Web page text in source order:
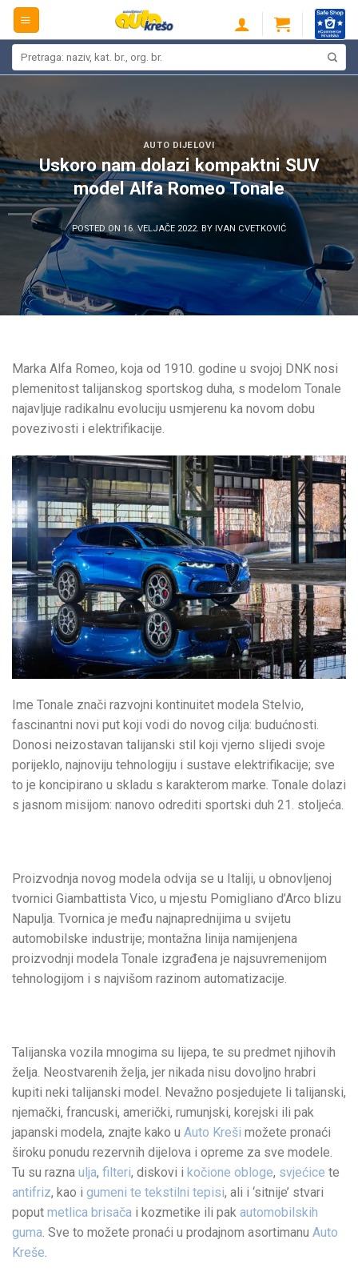
Skip
content
AUTO DIJELOVI
Uskoro nam dolazi kompaktni SUV
model Alfa Romeo Tonale
POSTED ON 16. VELJAČE 2022. BY IVAN CVETKOVIĆ
Marka Alfa Romeo, koja od 1910. godine u svojoj DNK nosi
plemenitost talijanskog sportskog duha, s modelom Tonale
najavljuje radikalnu evoluciju usmjerenu ka novom dobu
povezivosti i elektrifikacije.
Ime Tonale znači razvojni kontinuitet modela Stelvio,
fascinantni novi put koji vodi do novog cilja: budućnosti.
Donosi neizostavan talijanski stil koji vjerno slijedi svoje
porijeklo, najnoviju tehnologiju i sustave elektrifikacije; sve
to je koncipirano u skladu s karakterom marke. Tonale dolazi
s jasnom misijom: nanovo odrediti sportski duh 21. stoljeća.
Proizvodnja novog modela odvija se u Italiji, u obnovljenoj
tvornici Giambattista Vico, u mjestu Pomigliano d’Arco blizu
Napulja. Tvornica je među najnaprednijima u svijetu
automobilske industrije; montažna linija namijenjena
proizvodnji modela Tonale izgrađena je najsuvremenijom
tehnologijom i s najvišom razinom automatizacije.
Talijanska vozila mnogima su lijepa, te su predmet njihovih
želja. Neostvarenih želja, jer nikada nisu dovoljno hrabri
kupiti neki talijanski model. Nevažno posjedujete li talijanski,
njemački, francuski, američki, rumunjski, korejski ili pak
japanski modela, znajte kako u Auto Kreši možete pronaći
široku ponudu rezervnih dijelova i opreme za sve modele.
Tu su razna ulja, filteri, diskovi i kočione obloge, svjećice te
antifriz, kao i gumeni te tekstilni tepisi, ali i ‘sitnije’ stvari
poput metlica brisača i kozmetike ili pak automobilskih
guma . Sve to možete pronaći u prodajnom asortimanu Auto
Kreše